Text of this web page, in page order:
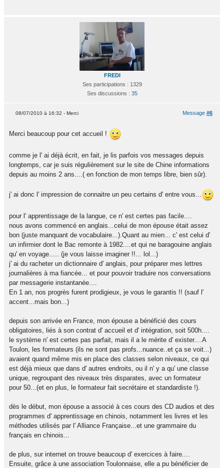
FREDI
Ses participations : 1329
Ses discussions : 35
Message #6
08/07/2010 à 16:32 - Merci
Merci beaucoup pour cet accueil !
comme je l' ai déjà écrit, en fait, je lis parfois vos messages depuis
longtemps, car je suis régulièrement sur le site de Chine informations
depuis au moins 2 ans....( en fonction de mon temps libre, bien sûr).
j' ai donc l' impression de connaitre un peu certains d' entre vous...
pour l' apprentissage de la langue, ce n' est certes pas facile....
nous avons commencé en anglais...celui de mon épouse était assez
bon (juste manquant de vocabulaire...).Quant au mien... c' est celui d'
un infirmier dont le Bac remonte à 1982....et qui ne baragouine anglais
qu' en voyage..... (je vous laisse imaginer !!... lol...)
j' ai du racheter un dictionnaire d' anglais, pour préparer mes lettres
journalières à ma fiancée... et pour pouvoir traduire nos conversations
par messagerie instantanée....
En 1 an, nos progrès furent prodigieux, je vous le garantis !! (sauf l'
accent...mais bon...)
depuis son arrivée en France, mon épouse a bénéficié des cours
obligatoires, liés à son contrat d' accueil et d' intégration, soit 500h....
le système n' est certes pas parfait, mais il a le mérite d' exister....A
Toulon, les formateurs (ils ne sont pas profs...nuance..et ça se voit...)
avaient quand même mis en place des classes selon niveaux, ce qui
est déjà mieux que dans d' autres endroits, ou il n' y a qu' une classe
unique, regroupant des niveaux très disparates, avec un formateur
pour 50...(et en plus, le formateur fait secrétaire et standardiste !).
dès le début, mon épouse a associé à ces cours des CD audios et des
programmes d' apprentissage en chinois, notamment les livres et les
méthodes utilisés par l' Alliance Française...et une grammaire du
français en chinois...
de plus, sur internet on trouve beaucoup d' exercices à faire....
Ensuite, grâce à une association Toulonnaise, elle a pu bénéficier de